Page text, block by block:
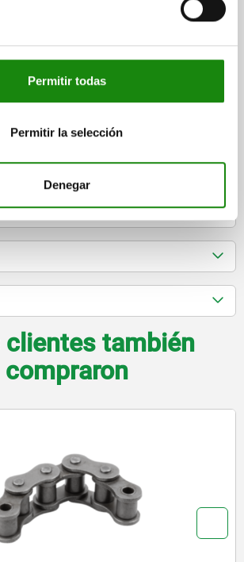
Permitir todas
Permitir la selección
Denegar
H2=5,5 H3=91 H4=161 LONGITUD=360
L3=44 L4=270
09-36007825026
clientes también
compraron